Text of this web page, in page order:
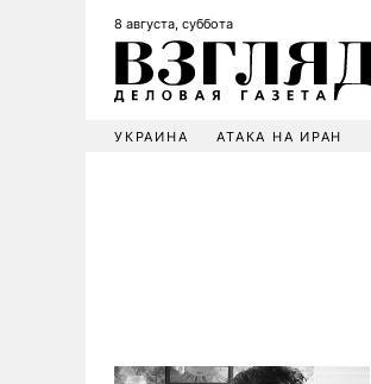
8 августа, суббота
УКРАИНА АТАКА НА ИРАН